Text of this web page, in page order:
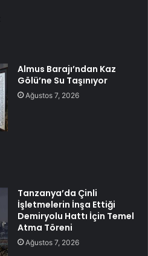
Almus Barajı’ndan Kaz
Gölü’ne Su Taşınıyor
Ağustos 7, 2026
Tanzanya’da Çinli
İşletmelerin İnşa Ettiği
Demiryolu Hattı İçin Temel
Atma Töreni
Ağustos 7, 2026